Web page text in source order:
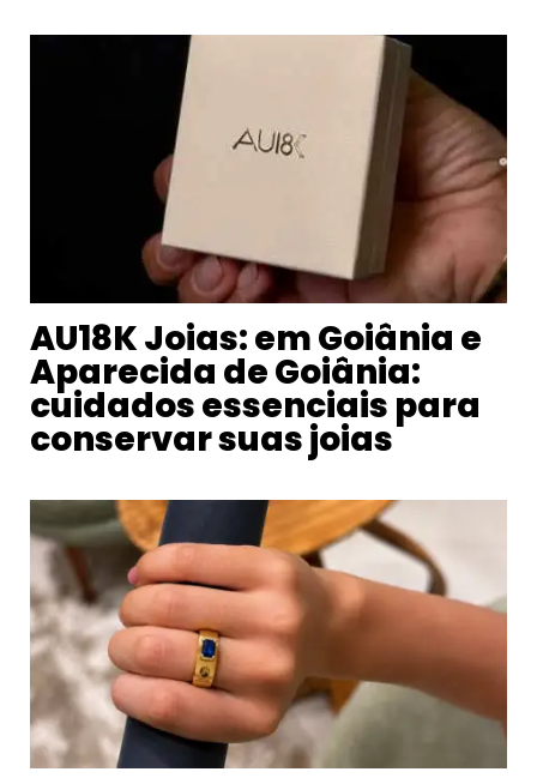
AU18K Joias: em Goiânia e
Aparecida de Goiânia:
cuidados essenciais para
conservar suas joias